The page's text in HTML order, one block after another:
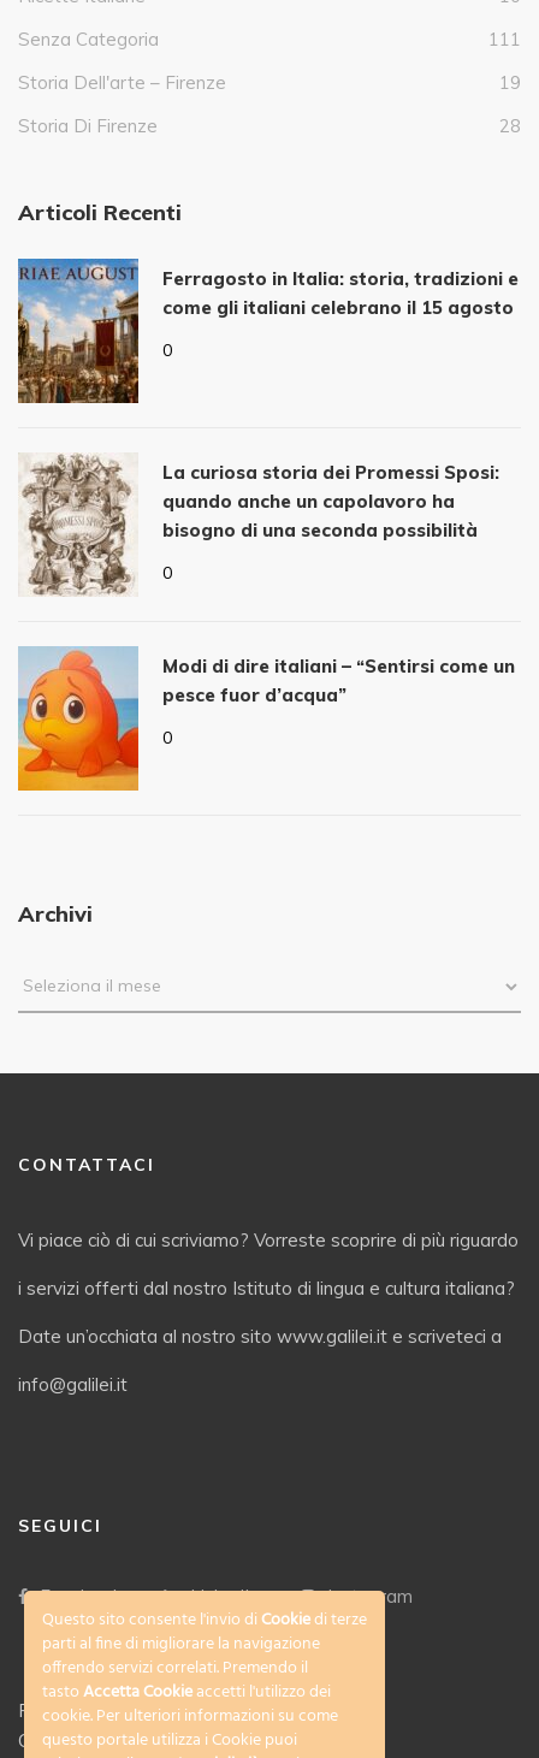
Senza Categoria
111
Storia Dell'arte – Firenze
19
Storia Di Firenze
28
Articoli Recenti
Ferragosto in Italia: storia, tradizioni e
come gli italiani celebrano il 15 agosto
0
La curiosa storia dei Promessi Sposi:
quando anche un capolavoro ha
bisogno di una seconda possibilità
0
Modi di dire italiani – “Sentirsi come un
pesce fuor d’acqua”
0
Archivi
CONTATTACI
Vi piace ciò di cui scriviamo? Vorreste scoprire di più riguardo
i servizi offerti dal nostro Istituto di lingua e cultura italiana?
Date un’occhiata al nostro sito www.galilei.it e scriveteci a
info@galilei.it
SEGUICI
Facebook LinkedIn Instagram
Privacy Policy
Cookies policy
Questo sito consente l'invio diCookiedi terze
parti al fine di migliorare la navigazione
offrendo servizi correlati. Premendo il
tastoAccetta Cookieaccetti l'utilizzo dei
cookie. Per ulteriori informazioni su come
questo portale utilizza i Cookie puoi